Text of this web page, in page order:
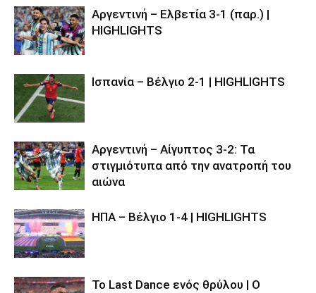
Αργεντινή – Ελβετία 3-1 (παρ.) |
HIGHLIGHTS
Ισπανία – Βέλγιο 2-1 | HIGHLIGHTS
Αργεντινή – Αίγυπτος 3-2: Τα
στιγμιότυπα από την ανατροπή του
αιώνα
ΗΠΑ – Βέλγιο 1-4 | HIGHLIGHTS
Το Last Dance ενός θρύλου | Ο